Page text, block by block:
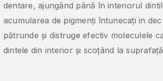
dentare, ajungând până în interiorul
acumularea de pigmenți întunecați in
pătrunde și distruge efectiv moleculele
dintele din interior și scoțând la